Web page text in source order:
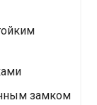
замком